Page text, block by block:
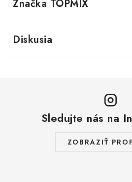
Značka TOPMIX
Diskusia
Sledujte nás na
ZOBRAZIŤ